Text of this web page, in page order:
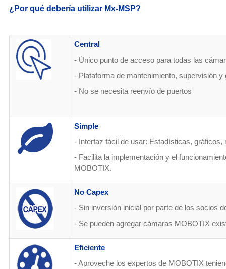
¿Por qué debería utilizar Mx-MSP?
Central
- Único punto de acceso para todas las
- Plataforma de mantenimiento, supervisión y
- No se necesita reenvío de puertos
Simple
- Interfaz fácil de usar: Estadísticas,
- Facilita la implementación y el
MOBOTIX.
No Capex
- Sin inversión inicial por parte de los socios
- Se pueden agregar cámaras MOBOTIX
Eficiente
- Aproveche los expertos de MOBOTIX